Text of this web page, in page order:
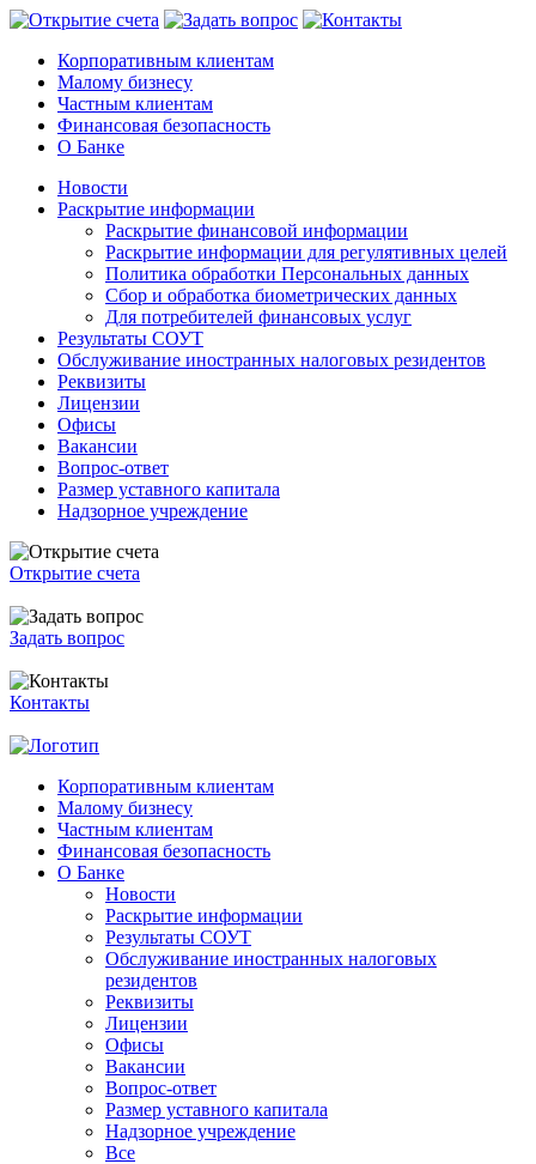
Корпоративным клиентам
Малому бизнесу
Частным клиентам
Финансовая безопасность
О Банке
Новости
Раскрытие информации
Раскрытие финансовой информации
Раскрытие информации для регулятивных целей
Политика обработки Персональных данных
Сбор и обработка биометрических данных
Для потребителей финансовых услуг
Результаты СОУТ
Обслуживание иностранных налоговых резидентов
Реквизиты
Лицензии
Офисы
Вакансии
Вопрос-ответ
Размер уставного капитала
Надзорное учреждение
Открытие счета
Задать вопрос
Контакты
Корпоративным клиентам
Малому бизнесу
Частным клиентам
Финансовая безопасность
О Банке
Новости
Раскрытие информации
Результаты СОУТ
Обслуживание иностранных налоговых
резидентов
Реквизиты
Лицензии
Офисы
Вакансии
Вопрос-ответ
Размер уставного капитала
Надзорное учреждение
Все